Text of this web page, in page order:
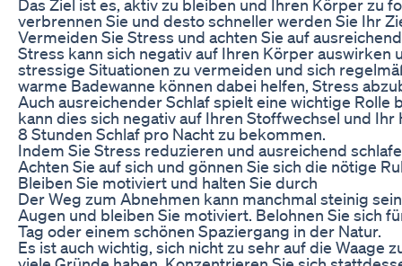
Das Ziel ist es, aktiv zu bleiben und Ihren Körper zu
verbrennen Sie und desto schneller werden Sie Ihr
Vermeiden Sie Stress und achten Sie auf
Stress kann sich negativ auf Ihren Körper
stressige Situationen zu vermeiden und sich
warme Badewanne können dabei helfen, Stress
Auch ausreichender Schlaf spielt eine wichtige
kann dies sich negativ auf Ihren Stoffwechsel und
8 Stunden Schlaf pro Nacht zu bekommen.
Indem Sie Stress reduzieren und ausreichend
Achten Sie auf sich und gönnen Sie sich die nötige
Bleiben Sie motiviert und halten Sie durch
Der Weg zum Abnehmen kann manchmal steinig
Augen und bleiben Sie motiviert. Belohnen Sie sich
Tag oder einem schönen Spaziergang in der Natur.
Es ist auch wichtig, sich nicht zu sehr auf die Waage